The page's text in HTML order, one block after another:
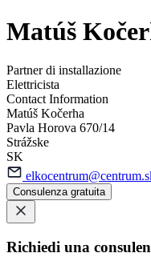
Matúš
Partner di installazione
Elettricista
Contact Information
Matúš Kočerha
Pavla Horova 670/14
Strážske
SK
Consulenza gratuita
Richiedi una